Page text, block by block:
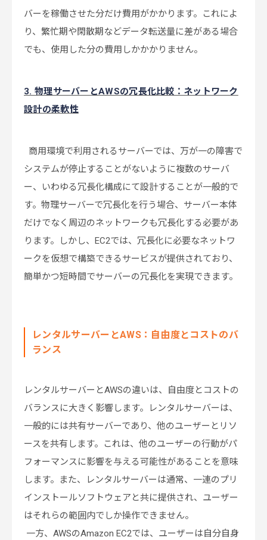
バーを稼働させた分だけ費用がかかります。これによ
り、繁忙期や閑散期などデータ転送量に差がある場合
でも、使用した分の費用しかかかりません。
3. 物理サーバーとAWSの冗長化比較：ネットワーク
設計の柔軟性
商用環境で利用されるサーバーでは、万が一の障害で
システムが停止することがないように複数のサーバ
ー、いわゆる冗長化構成にて設計することが一般的で
す。物理サーバーで冗長化を行う場合、サーバー本体
だけでなく周辺のネットワークも冗長化する必要があ
ります。しかし、EC2では、冗長化に必要なネットワ
ークを仮想で構築できるサービスが提供されており、
簡単かつ短時間でサーバーの冗長化を実現できます。
レンタルサーバーとAWS：自由度とコストのバ
ランス
レンタルサーバーとAWSの違いは、自由度とコストの
バランスに大きく影響します。レンタルサーバーは、
一般的には共有サーバーであり、他のユーザーとリソ
ースを共有します。これは、他のユーザーの行動がパ
フォーマンスに影響を与える可能性があることを意味
します。また、レンタルサーバーは通常、一連のプリ
インストールソフトウェアと共に提供され、ユーザー
はそれらの範囲内でしか操作できません。
一方、AWSのAmazon EC2では、ユーザーは自分自身